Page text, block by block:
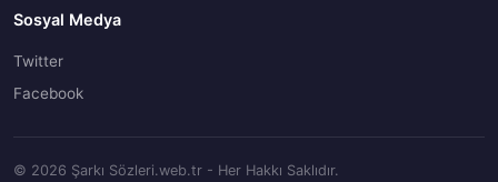
Sosyal Medya
Twitter
Facebook
© 2026 Şarkı Sözleri.web.tr - Her Hakkı Saklıdır.